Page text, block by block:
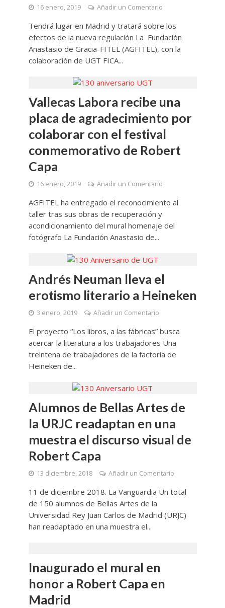
16 enero, 2019 Añadir un Comentario
Tendrá lugar en Madrid y tratará sobre los
efectos de la nueva regulación La Fundación
Anastasio de Gracia-FITEL (AGFITEL), con la
colaboración de UGT FICA...
Vallecas Labora recibe una
placa de agradecimiento por
colaborar con el festival
conmemorativo de Robert
Capa
16 enero, 2019 Añadir un Comentario
AGFITEL ha entregado el reconocimiento al
taller tras sus obras de recuperación y
acondicionamiento del mural homenaje del
fotógrafo La Fundación Anastasio de...
Andrés Neuman lleva el
erotismo literario a Heineken
3 enero, 2019 Añadir un Comentario
El proyecto “Los libros, a las fábricas” busca
acercar la literatura a los trabajadores Una
treintena de trabajadores de la factoría de
Heineken de...
Alumnos de Bellas Artes de
la URJC readaptan en una
muestra el discurso visual de
Robert Capa
13 diciembre, 2018 Añadir un Comentario
11 de diciembre 2018. La Vanguardia Un total
de 150 alumnos de Bellas Artes de la
Universidad Rey Juan Carlos de Madrid (URJC)
han readaptado en una muestra el...
Inaugurado el mural en
honor a Robert Capa en
Madrid